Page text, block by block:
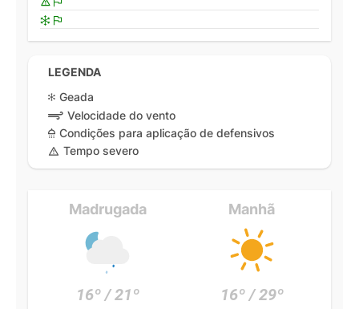
LEGENDA
Geada
Velocidade do vento
Condições para aplicação de defensivos
Tempo severo
Madrugada
16º / 21º
Manhã
16º / 29º